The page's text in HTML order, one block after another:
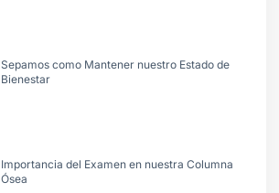
Sepamos como Mantener nuestro Estado de
Bienestar
Importancia del Examen en nuestra Columna
Ósea